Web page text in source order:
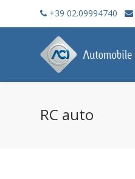
+39 02.09994740
RC auto